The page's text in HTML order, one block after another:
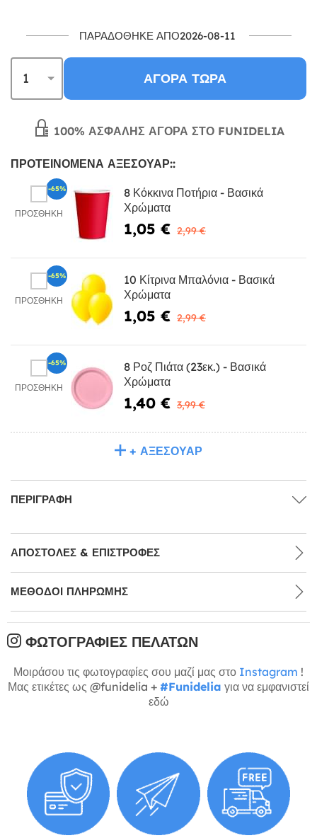
ΠΑΡΑΔΌΘΗΚΕ ΑΠΌ2026-08-11
ΑΓΟΡΆ ΤΏΡΑ
100% ΑΣΦΑΛΉΣ ΑΓΟΡΆ ΣΤΟ FUNIDELIA
ΠΡΟΤΕΙΝΌΜΕΝΑ ΑΞΕΣΟΥΆΡ::
ΠΡΟΣΘΉΚΗ
8 Κόκκινα Ποτήρια - Βασικά
Χρώματα
1,05 € 2,99 €
-65%
ΠΡΟΣΘΉΚΗ
10 Κίτρινα Μπαλόνια - Βασικά
Χρώματα
1,05 € 2,99 €
-65%
ΠΡΟΣΘΉΚΗ
8 Ροζ Πιάτα (23εκ.) - Βασικά
Χρώματα
1,40 € 3,99 €
-65%
+ ΑΞΕΣΟΥΆΡ
ΠΕΡΙΓΡΑΦΉ
ΑΠΟΣΤΟΛΈΣ & ΕΠΙΣΤΡΟΦΈΣ
ΜΕΘΌΔΟΙ ΠΛΗΡΩΜΉΣ
ΦΩΤΟΓΡΑΦΊΕΣ ΠΕΛΑΤΏΝ
Μοιράσου τις φωτογραφίες σου μαζί μας στο Instagram !
Μας ετικέτες ως @funidelia + #Funidelia για να εμφανιστεί
εδώ